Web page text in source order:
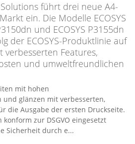
führt drei neue A4-
ein. Die Modelle ECOSYS
und ECOSYS P3155dn
der ECOSYS-Produktlinie auf
Features,
und umweltfreundlichen
mit hohen
und glänzen mit verbesserten,
die Ausgabe der ersten Druckseite.
zur DSGVO eingesetzt
Sicherheit durch e...